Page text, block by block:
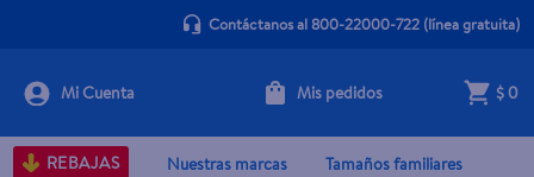
Contáctanos al 800-22000-722(línea gratuita)
Mis pedidos $ 0
REBAJAS Nuestras marcas Tamaños familiares